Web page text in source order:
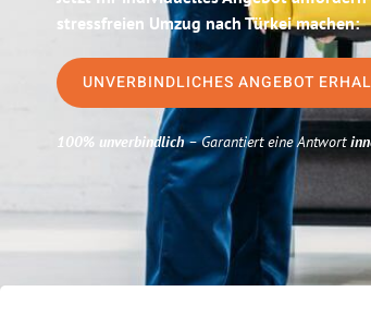
stressfreien Umzug nach Türkei machen:
UNVERBINDLICHES ANGEBOT
100% unverbindlich– Garantiert eine Antwort